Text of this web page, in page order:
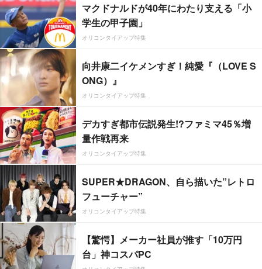
マクドナルドが40年にわたり支える「小
学生の甲子園」
オリコンタイアップ特集
向井康二イケメンすぎ！純愛『（LOVE S
ONG）』
オリコンタイアップ特集
デカすぎ都市伝説発生!?ファミマ45％増
量作戦再来
オリコンタイアップ特集
SUPER★DRAGON、自ら描いた”レトロ
フューチャー”
オリコンタイアップ特集
【驚愕】メーカー社員が推す「10万円
台」神コスパPC